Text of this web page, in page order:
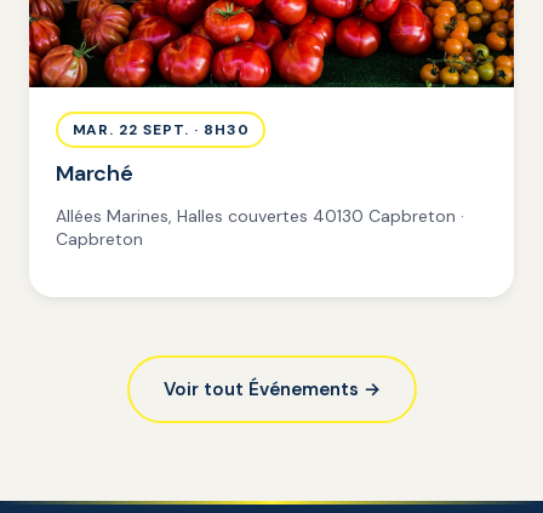
MAR. 22 SEPT. · 8H30
Marché
Allées Marines, Halles couvertes 40130 Capbreton ·
Capbreton
Voir tout Événements →